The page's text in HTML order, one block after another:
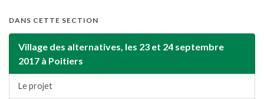
DANS CETTE SECTION
Village des alternatives, les 23 et 24 septembre
2017 à Poitiers
Le projet